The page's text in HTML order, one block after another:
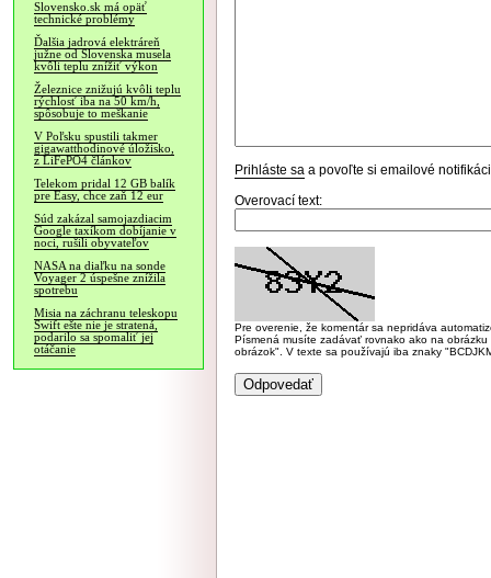
Slovensko.sk má opäť
technické problémy
Ďalšia jadrová elektráreň
južne od Slovenska musela
kvôli teplu znížiť výkon
Železnice znižujú kvôli teplu
rýchlosť iba na 50 km/h,
spôsobuje to meškanie
V Poľsku spustili takmer
gigawatthodinové úložisko,
z LiFePO4 článkov
Telekom pridal 12 GB balík
pre Easy, chce zaň 12 eur
Súd zakázal samojazdiacim
Google taxíkom dobíjanie v
noci, rušili obyvateľov
NASA na diaľku na sonde
Voyager 2 úspešne znížila
spotrebu
Misia na záchranu teleskopu
Swift ešte nie je stratená,
podarilo sa spomaliť jej
otáčanie
Prihláste sa a povoľte si emailové
Overovací text:
Pre overenie, že komentár sa nepridáva
Písmená musíte zadávať rovnako ako na
obrázok". V texte sa používajú iba znaky